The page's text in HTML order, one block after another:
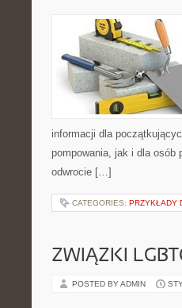
informacji dla
pompowania, jak i dla osób
odwrocie […]
CATEGORIES: PRZYKŁADY
ZWIĄZKI
POSTED BY ADMIN